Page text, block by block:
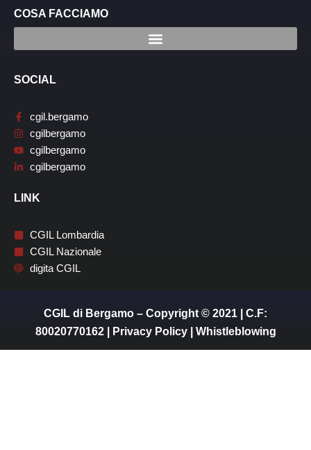
COSA FACCIAMO
SOCIAL
cgil.bergamo
cgilbergamo
cgilbergamo
cgilbergamo
LINK
CGIL Lombardia
CGIL Nazionale
digita CGIL
CGIL di Bergamo – Copyright © 2021 | C.F:
80020770162 |
Privacy Policy| Whistleblowing